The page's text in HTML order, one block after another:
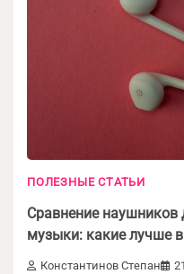
ПОЛЕЗНЫЕ СТАТЬИ
Сравнение
музыки: какие лучше
Константинов Степан
Ваш адрес email не